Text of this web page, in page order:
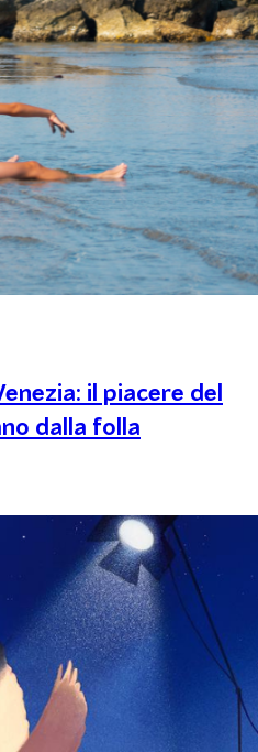
il piacere del
dalla folla